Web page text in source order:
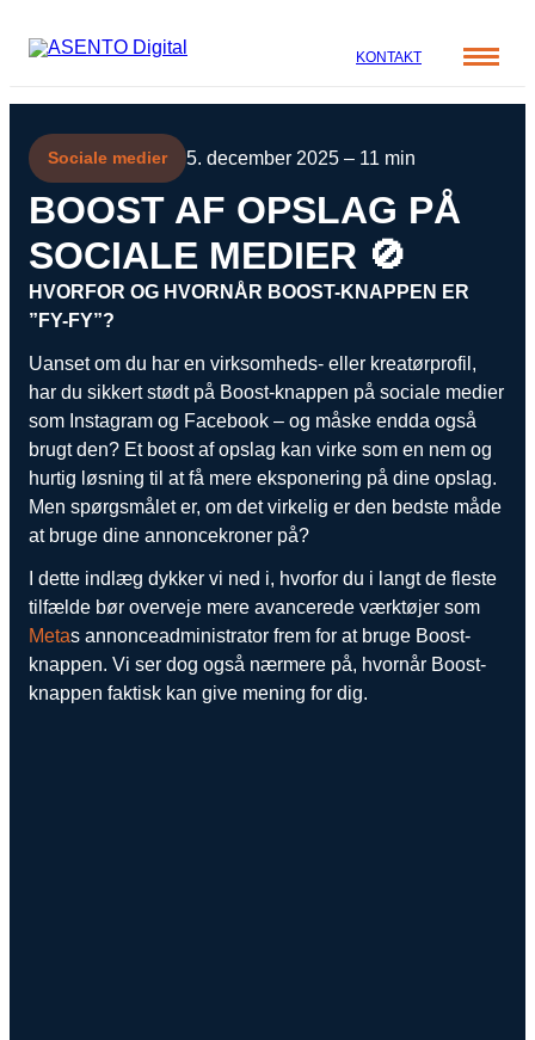
KONTAKT
Cases
Specialer
ORGANIC SEARCH
SEO
GEO
Programmatic SEO
FÅ KORTLAGT DIN AI SYNLIGHED
PAID SOCIAL
Meta annoncering
Snapchat annoncering
LinkedIn annoncering
Pinterest annoncering
TikTok annoncering
Viden
Blog
Webinar
Whitepapers
Om os
Mød teamet
Nyhedsbrev
Sociale medier 5. december 2025 – 11 min
BOOST AF OPSLAG PÅ
SOCIALE MEDIER 🚫
HVORFOR OG HVORNÅR BOOST-KNAPPEN ER
”FY-FY”?
Uanset om du har en virksomheds- eller kreatørprofil,
har du sikkert stødt på Boost-knappen på sociale medier
som Instagram og Facebook – og måske endda også
brugt den? Et boost af opslag kan virke som en nem og
hurtig løsning til at få mere eksponering på dine opslag.
Men spørgsmålet er, om det virkelig er den bedste måde
at bruge dine annoncekroner på?
I dette indlæg dykker vi ned i, hvorfor du i langt de fleste
tilfælde bør overveje mere avancerede værktøjer som
Metas annonceadministrator frem for at bruge Boost-
knappen. Vi ser dog også nærmere på, hvornår Boost-
knappen faktisk kan give mening for dig.